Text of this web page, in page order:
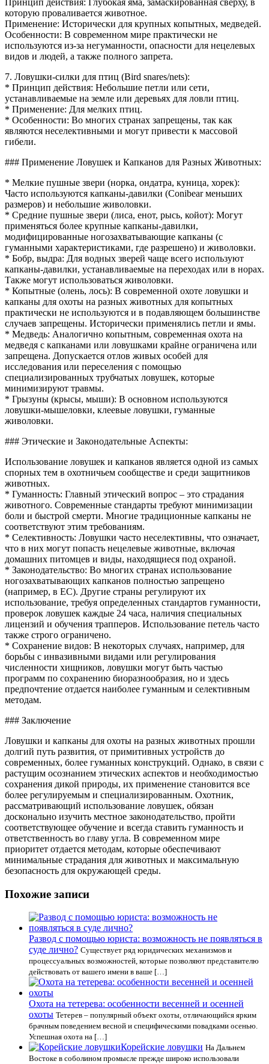
которую проваливается животное.
Применение: Исторически для крупных копытных, медведей.
Особенности: В современном мире практически не
используются из-за негуманности, опасности для нецелевых
видов и людей, а также полного запрета.
7. Ловушки-силки для птиц (Bird snares/nets):
* Принцип действия: Небольшие петли или сети,
устанавливаемые на земле или деревьях для ловли птиц.
* Применение: Для мелких птиц.
* Особенности: Во многих странах запрещены, так как
являются неселективными и могут привести к массовой
гибели.
### Применение Ловушек и Капканов для Разных Животных:
* Мелкие пушные звери (норка, ондатра, куница, хорек):
Часто используются капканы-давилки (Conibear меньших
размеров) и небольшие живоловки.
* Средние пушные звери (лиса, енот, рысь, койот): Могут
применяться более крупные капканы-давилки,
модифицированные ногозахватывающие капканы (с
гуманными характеристиками, где разрешено) и живоловки.
* Бобр, выдра: Для водных зверей чаще всего используют
капканы-давилки, устанавливаемые на переходах или в норах.
Также могут использоваться живоловки.
* Копытные (олень, лось): В современной охоте ловушки и
капканы для охоты на разных животных для копытных
практически не используются и в подавляющем большинстве
случаев запрещены. Исторически применялись петли и ямы.
* Медведь: Аналогично копытным, современная охота на
медведя с капканами или ловушками крайне ограничена или
запрещена. Допускается отлов живых особей для
исследования или переселения с помощью
специализированных трубчатых ловушек, которые
минимизируют травмы.
* Грызуны (крысы, мыши): В основном используются
ловушки-мышеловки, клеевые ловушки, гуманные
живоловки.
### Этические и Законодательные Аспекты:
Использование ловушек и капканов является одной из самых
спорных тем в охотничьем сообществе и среди защитников
животных.
* Гуманность: Главный этический вопрос – это страдания
животного. Современные стандарты требуют минимизации
боли и быстрой смерти. Многие традиционные капканы не
соответствуют этим требованиям.
* Селективность: Ловушки часто неселективны, что означает,
что в них могут попасть нецелевые животные, включая
домашних питомцев и виды, находящиеся под охраной.
* Законодательство: Во многих странах использование
ногозахватывающих капканов полностью запрещено
(например, в ЕС). Другие страны регулируют их
использование, требуя определенных стандартов гуманности,
проверок ловушек каждые 24 часа, наличия специальных
лицензий и обучения трапперов. Использование петель часто
также строго ограничено.
* Сохранение видов: В некоторых случаях, например, для
борьбы с инвазивными видами или регулирования
численности хищников, ловушки могут быть частью
программ по сохранению биоразнообразия, но и здесь
предпочтение отдается наиболее гуманным и селективным
методам.
### Заключение
Ловушки и капканы для охоты на разных животных прошли
долгий путь развития, от примитивных устройств до
современных, более гуманных конструкций. Однако, в связи с
растущим осознанием этических аспектов и необходимостью
сохранения дикой природы, их применение становится все
более регулируемым и специализированным. Охотник,
рассматривающий использование ловушек, обязан
досконально изучить местное законодательство, пройти
соответствующее обучение и всегда ставить гуманность и
ответственность во главу угла. В современном мире
приоритет отдается методам, которые обеспечивают
минимальные страдания для животных и максимальную
безопасность для окружающей среды.
Похожие записи
Развод с помощью юриста: возможность не появляться в
суде лично? Существует ряд юридических механизмов и
процессуальных возможностей, которые позволяют представителю
действовать от вашего имени в ваше […]
Охота на тетерева: особенности весенней и осенней
охоты Тетерев – популярный объект охоты, отличающийся ярким
брачным поведением весной и специфическими повадками осенью.
Успешная охота на […]
Корейские ловушки На Дальнем
Востоке в соболином промысле прежде широко использовали